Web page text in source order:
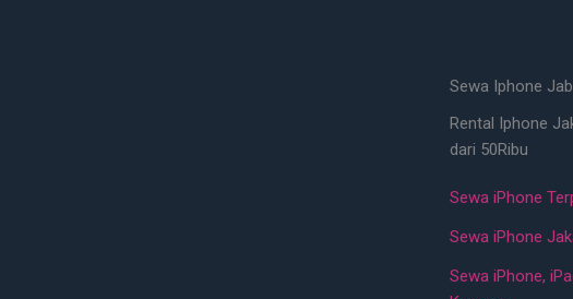
Sewa Iphone
Rental Iphone
dari 50Ribu
Sewa iPhone
Sewa iPhone
Sewa iPhone,